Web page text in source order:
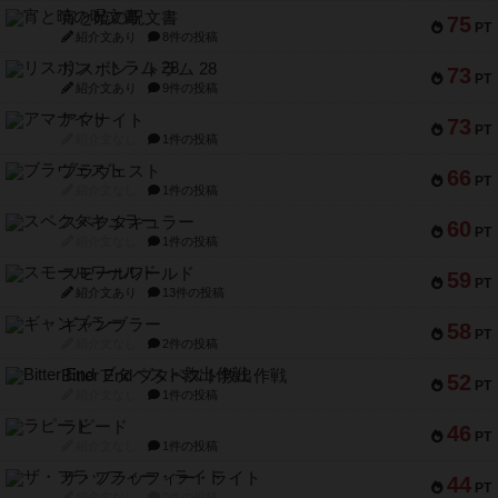
75 PT
宵と暁の呪文書
紹介文あり 8件の投稿
73 PT
リスボン・トラム 28
紹介文あり 9件の投稿
73 PT
アマナイト
1件の投稿
66 PT
ブラヴェスト
1件の投稿
60 PT
スペクタキュラー
1件の投稿
59 PT
スモールワールド
紹介文あり 13件の投稿
58 PT
ギャンブラー
2件の投稿
52 PT
Bitter End ブタペスト救出作戦
1件の投稿
46 PT
ラピード
1件の投稿
44 PT
ザ・フラッフィー・ライト